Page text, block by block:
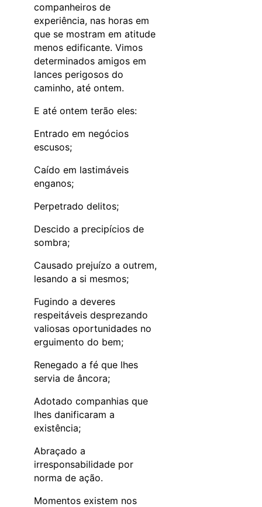
companheiros de
experiência, nas horas em
que se mostram em atitude
menos edificante. Vimos
determinados amigos em
lances perigosos do
caminho, até ontem.
E até ontem terão eles:
Entrado em negócios
escusos;
Caído em lastimáveis
enganos;
Perpetrado delitos;
Descido a precipícios de
sombra;
Causado prejuízo a outrem,
lesando a si mesmos;
Fugindo a deveres
respeitáveis desprezando
valiosas oportunidades no
erguimento do bem;
Renegado a fé que lhes
servia de âncora;
Adotado companhias que
lhes danificaram a
existência;
Abraçado a
irresponsabilidade por
norma de ação.
Momentos existem nos